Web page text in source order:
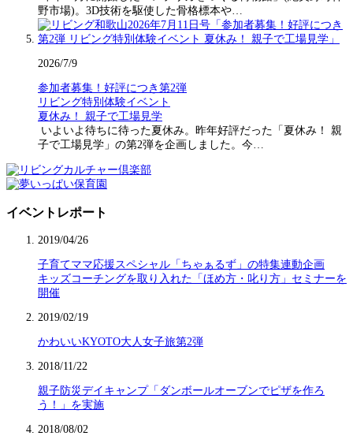
野市場)。3D技術を駆使した骨格標本や…
2026/7/9
参加者募集！好評につき第2弾
リビング特別体験イベント
夏休み！ 親子で工場見学
いよいよ待ちに待った夏休み。昨年好評だった「夏休み！ 親
子で工場見学」の第2弾を企画しました。今…
イベントレポート
2019/04/26
子育てママ応援スペシャル「ちゃぁるず」の特集連動企画
キッズコーチングを取り入れた「ほめ方・叱り方」セミナーを
開催
2019/02/19
かわいいKYOTO大人女子旅第2弾
2018/11/22
親子防災デイキャンプ「ダンボールオーブンでピザを作ろ
う！」を実施
2018/08/02